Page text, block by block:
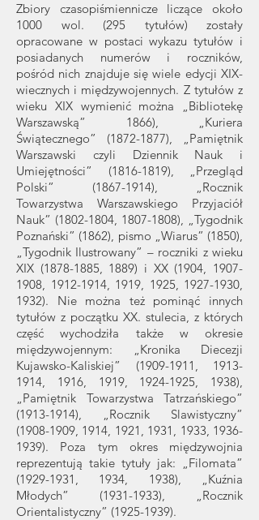
Zbiory czasopiśmiennicze liczące około
1000 wol. (295 tytułów) zostały
opracowane w postaci wykazu tytułów i
posiadanych numerów i roczników,
pośród nich znajduje się wiele edycji XIX-
wiecznych i międzywojennych. Z tytułów z
wieku XIX wymienić można „Bibliotekę
Warszawską” 1866), „Kuriera
Świątecznego” (1872-1877), „Pamiętnik
Warszawski czyli Dziennik Nauk i
Umiejętności” (1816-1819), „Przegląd
Polski” (1867-1914), „Rocznik
Towarzystwa Warszawskiego Przyjaciół
Nauk” (1802-1804, 1807-1808), „Tygodnik
Poznański” (1862), pismo „Wiarus” (1850),
„Tygodnik Ilustrowany” – roczniki z wieku
XIX (1878-1885, 1889) i XX (1904, 1907-
1908, 1912-1914, 1919, 1925, 1927-1930,
1932). Nie można też pominąć innych
tytułów z początku XX. stulecia, z których
część wychodziła także w okresie
międzywojennym: „Kronika Diecezji
Kujawsko-Kaliskiej” (1909-1911 , 1913-
1914, 1916, 1919, 1924-1925, 1938),
„Pamiętnik Towarzystwa Tatrzańskiego”
(1913-1914), „Rocznik Slawistyczny”
(1908-1909, 1914, 1921, 1931, 1933, 1936-
1939). Poza tym okres międzywojnia
reprezentują takie tytuły jak: „Filomata”
(1929-1931 , 1934, 1938), „Kuźnia
Młodych” (1931-1933), „Rocznik
Orientalistyczny” (1925-1939).